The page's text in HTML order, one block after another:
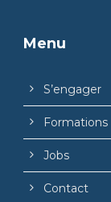
Menu
S’engager
Formations
Jobs
Contact